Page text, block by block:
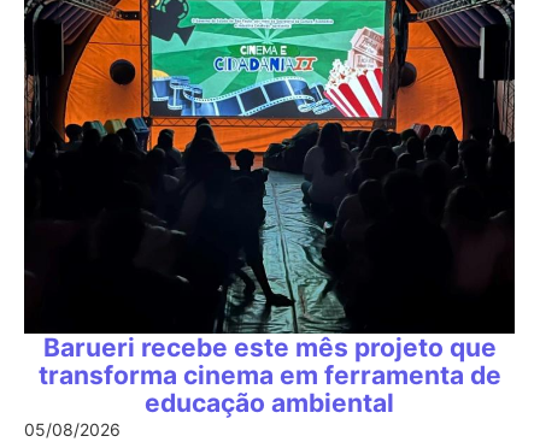
Barueri recebe este mês projeto que
transforma cinema em ferramenta de
educação ambiental
05/08/2026